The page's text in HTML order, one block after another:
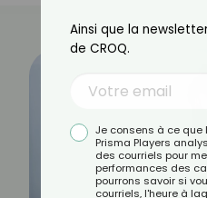
Ainsi que la
de CROQ.
Je consens à ce
Prisma Players
des courriels pour
performances des
pourrons savoir si
courriels, l'heure à